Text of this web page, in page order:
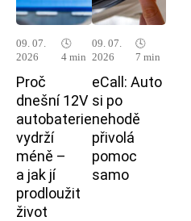
09. 07.
2026
🕓
4 min
Proč
dnešní 12V
autobaterie
vydrží
méně –
a jak jí
prodloužit
život
09. 07.
2026
🕓
7 min
eCall: Auto
si po
nehodě
přivolá
pomoc
samo